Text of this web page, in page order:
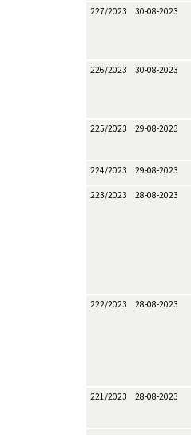
227/2023 30-08-2023
226/2023 30-08-2023
225/2023 29-08-2023
224/2023 29-08-2023
223/2023 28-08-2023
222/2023 28-08-2023
221/2023 28-08-2023